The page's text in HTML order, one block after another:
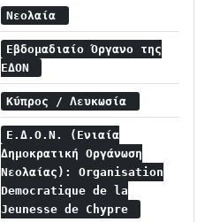
Νεολαία
Εβδομαδιαίο Όργανο της
ΕΔΟΝ
Κύπρος / Λευκωσία
Ε.Δ.Ο.Ν. (Ενιαία
Δημοκρατική Οργάνωση
Νεολαίας): Organisation
Democratique de la
Jeunesse de Chypre